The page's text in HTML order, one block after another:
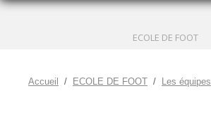
ECOLE DE FOOT
Accueil ECOLE DE FOOT Les équipes